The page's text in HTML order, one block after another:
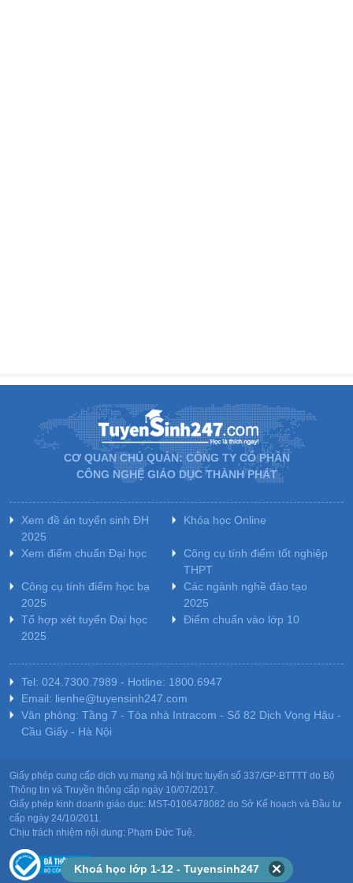
CƠ QUAN CHỦ QUẢN: CÔNG TY CỔ PHẦN
CÔNG NGHỆ GIÁO DỤC THÀNH PHÁT
Xem đề án tuyển sinh ĐH
2025
Khóa học Online
Xem điểm chuẩn Đại học
Công cụ tính điểm tốt nghiệp
THPT
Công cụ tính điểm học bạ
2025
Các ngành nghề đào tạo
2025
Tổ hợp xét tuyển Đại học
2025
Điểm chuẩn vào lớp 10
Tel: 024.7300.7989 - Hotline: 1800.6947
Email: lienhe@tuyensinh247.com
Văn phòng: Tầng 7 - Tòa nhà Intracom - Số 82 Dịch Vọng Hậu -
Cầu Giấy - Hà Nội
Giấy phép cung cấp dịch vụ mạng xã hội trực tuyến số 337/GP-BTTTT do Bộ
Thông tin và Truyền thông cấp ngày 10/07/2017.
Giấy phép kinh doanh giáo dục: MST-0106478082 do Sở Kế hoạch và Đầu tư
cấp ngày 24/10/2011.
Chịu trách nhiệm nội dung: Phạm Đức Tuệ.
Khoá học lớp 1-12 - Tuyensinh247